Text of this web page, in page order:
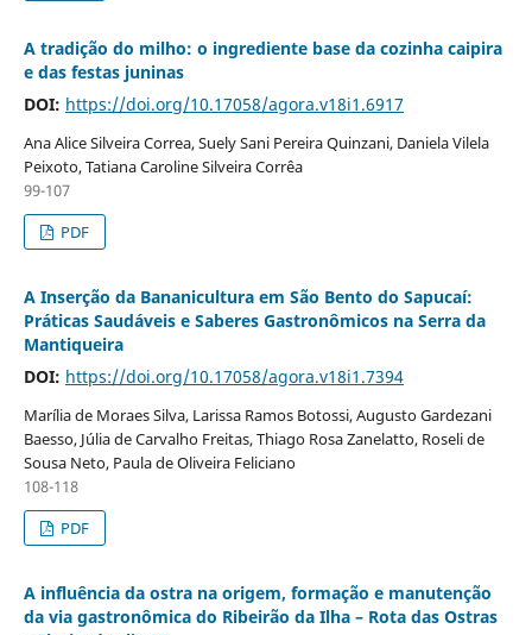
A tradição do milho: o ingrediente base da cozinha caipira
e das festas juninas
DOI: https://doi.org/10.17058/agora.v18i1.6917
Ana Alice Silveira Correa, Suely Sani Pereira Quinzani, Daniela Vilela
Peixoto, Tatiana Caroline Silveira Corrêa
99-107
PDF
A Inserção da Bananicultura em São Bento do Sapucaí:
Práticas Saudáveis e Saberes Gastronômicos na Serra da
Mantiqueira
DOI: https://doi.org/10.17058/agora.v18i1.7394
Marília de Moraes Silva, Larissa Ramos Botossi, Augusto Gardezani
Baesso, Júlia de Carvalho Freitas, Thiago Rosa Zanelatto, Roseli de
Sousa Neto, Paula de Oliveira Feliciano
108-118
PDF
A influência da ostra na origem, formação e manutenção
da via gastronômica do Ribeirão da Ilha – Rota das Ostras